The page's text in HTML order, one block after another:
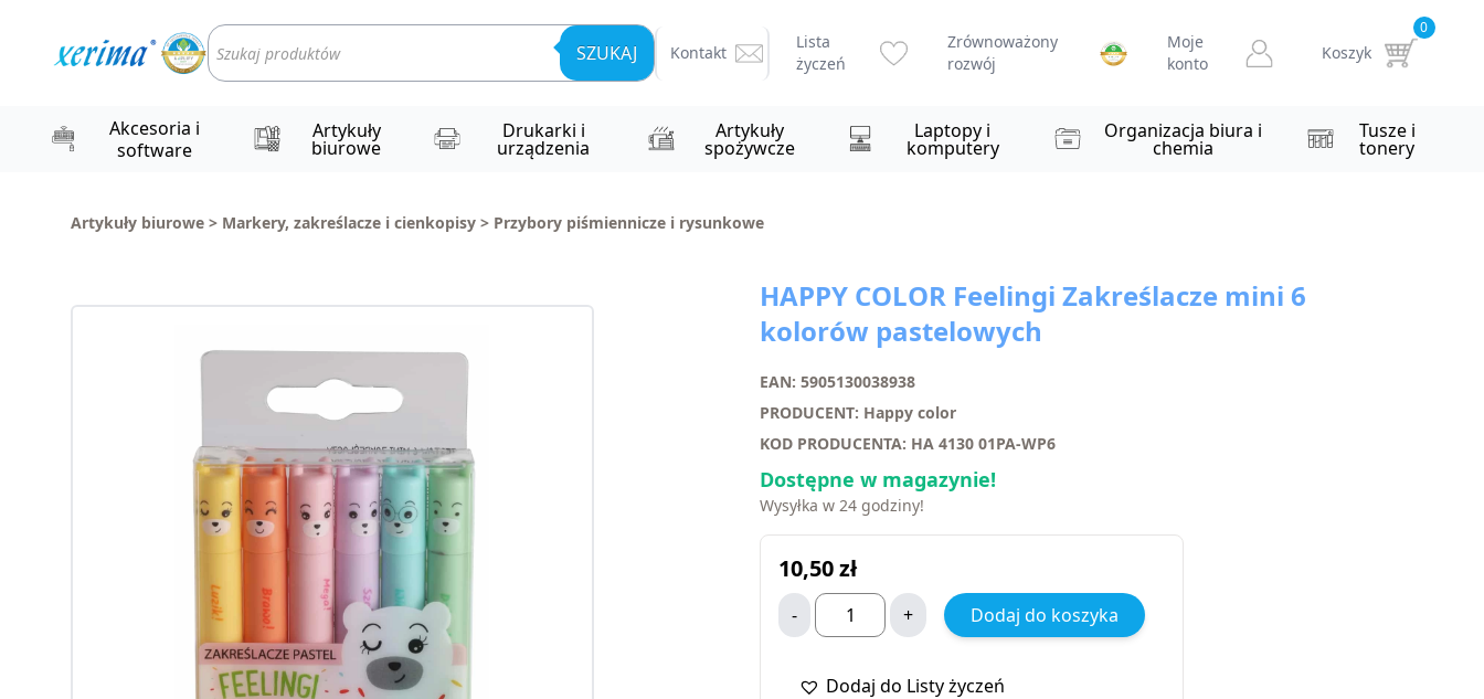
Wyszukiwarka
produktów SZUKAJ Kontakt
Lista
życzeń
Zrównoważony
rozwój
Moje
konto
Koszyk
0
Akcesoria i
software
Artykuły
biurowe
Drukarki i
urządzenia
Artykuły
spożywcze
Laptopy i
komputery
Organizacja biura i
chemia
Tusze i
tonery
Artykuły biurowe > Markery, zakreślacze i cienkopisy > Przybory piśmiennicze i rysunkowe
HAPPY COLOR Feelingi Zakreślacze mini 6
kolorów pastelowych
EAN: 5905130038938
PRODUCENT: Happy color
KOD PRODUCENTA: HA 4130 01PA-WP6
Dostępne w magazynie!
Wysyłka w 24 godziny!
10,50zł
- + Dodaj do koszyka
Dodaj do Listy życzeń